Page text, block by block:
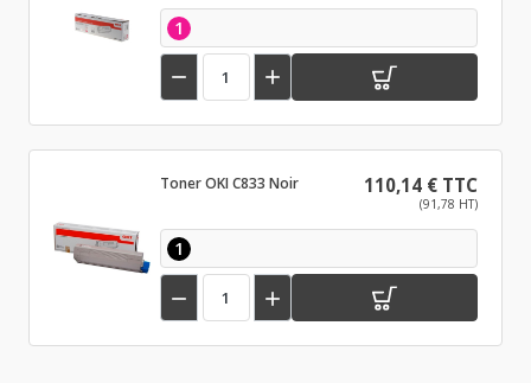
1
 
Toner OKI C833 Noir 110,14 € TTC
(91,78 HT)
1
 